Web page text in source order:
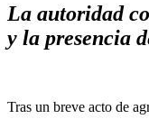
La autoridad
y la presencia
Tras un breve acto de